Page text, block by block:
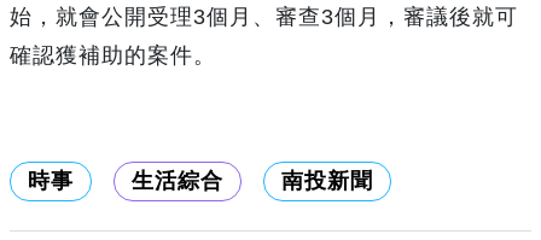
始，就會公開受理3個月、審查3個月，審議後就可
確認獲補助的案件。
時事 生活綜合 南投新聞